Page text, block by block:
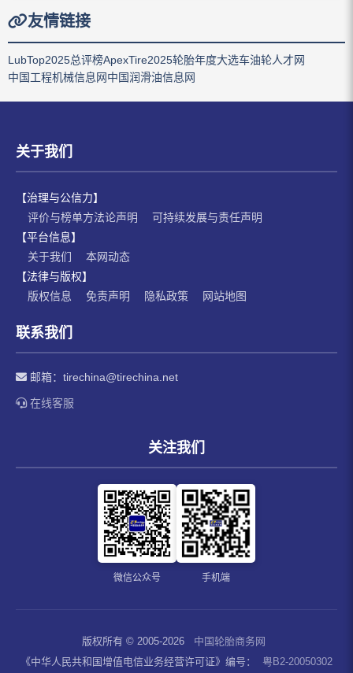
友情链接
LubTop2025总评榜ApexTire2025轮胎年度大选车油轮人才网
中国工程机械信息网中国润滑油信息网
关于我们
【治理与公信力】
评价与榜单方法论声明
可持续发展与责任声明
【平台信息】
关于我们
本网动态
【法律与版权】
版权信息
免责声明 隐私政策 网站地图
联系我们
邮箱： tirechina@tirechina.net
在线客服
关注我们
微信公众号 手机端
版权所有 © 2005-2026
中国轮胎商务网
《中华人民共和国增值电信业务经营许可证》编号：
粤B2-20050302